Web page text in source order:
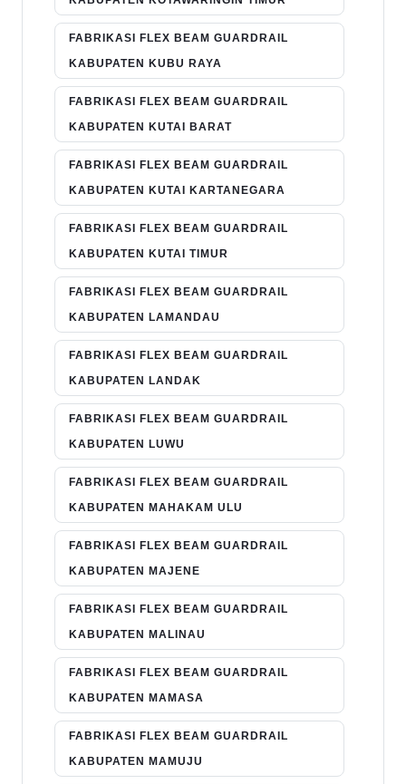
FABRIKASI FLEX BEAM GUARDRAIL
KABUPATEN KUBU RAYA
FABRIKASI FLEX BEAM GUARDRAIL
KABUPATEN KUTAI BARAT
FABRIKASI FLEX BEAM GUARDRAIL
KABUPATEN KUTAI KARTANEGARA
FABRIKASI FLEX BEAM GUARDRAIL
KABUPATEN KUTAI TIMUR
FABRIKASI FLEX BEAM GUARDRAIL
KABUPATEN LAMANDAU
FABRIKASI FLEX BEAM GUARDRAIL
KABUPATEN LANDAK
FABRIKASI FLEX BEAM GUARDRAIL
KABUPATEN LUWU
FABRIKASI FLEX BEAM GUARDRAIL
KABUPATEN MAHAKAM ULU
FABRIKASI FLEX BEAM GUARDRAIL
KABUPATEN MAJENE
FABRIKASI FLEX BEAM GUARDRAIL
KABUPATEN MALINAU
FABRIKASI FLEX BEAM GUARDRAIL
KABUPATEN MAMASA
FABRIKASI FLEX BEAM GUARDRAIL
KABUPATEN MAMUJU